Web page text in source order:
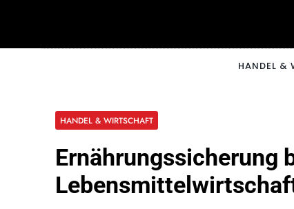
HANDEL &
HANDEL & WIRTSCHAFT
Ernährungssicherung